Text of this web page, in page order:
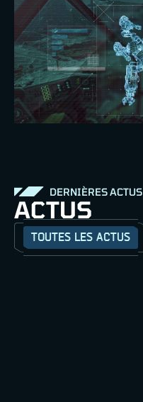
DERNIÈRES ACTUS
ACTUS
TOUTES LES ACTUS